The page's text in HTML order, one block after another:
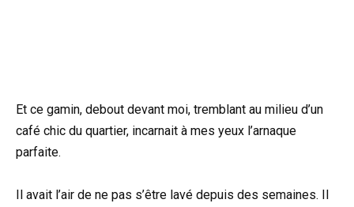
Et ce gamin, debout devant moi, tremblant au milieu d’un
café chic du quartier, incarnait à mes yeux l’arnaque
parfaite.
Il avait l’air de ne pas s’être lavé depuis des semaines. Il